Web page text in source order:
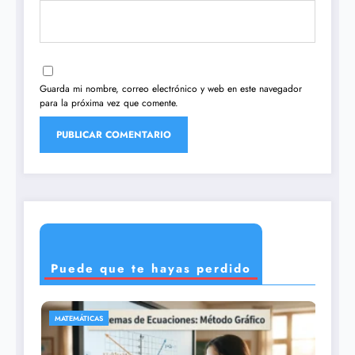
Guarda mi nombre, correo electrónico y web en este navegador
para la próxima vez que comente.
Puede que te hayas perdido
CIENCIAS